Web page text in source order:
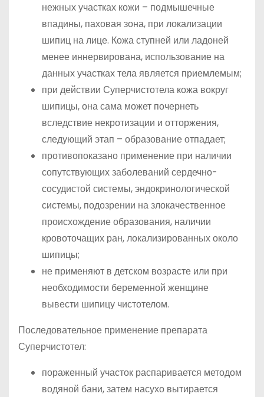
нежных участках кожи – подмышечные
впадины, паховая зона, при локализации
шипиц на лице. Кожа ступней или ладоней
менее иннервирована, использование на
данных участках тела является приемлемым;
при действии Суперчистотела кожа вокруг
шипицы, она сама может почернеть
вследствие некротизации и отторжения,
следующий этап – образование отпадает;
противопоказано применение при наличии
сопутствующих заболеваний сердечно-
сосудистой системы, эндокринологической
системы, подозрении на злокачественное
происхождение образования, наличии
кровоточащих ран, локализированных около
шипицы;
не применяют в детском возрасте или при
необходимости беременной женщине
вывести шипицу чистотелом.
Последовательное применение препарата
Суперчистотел:
пораженный участок распаривается методом
водяной бани, затем насухо вытирается